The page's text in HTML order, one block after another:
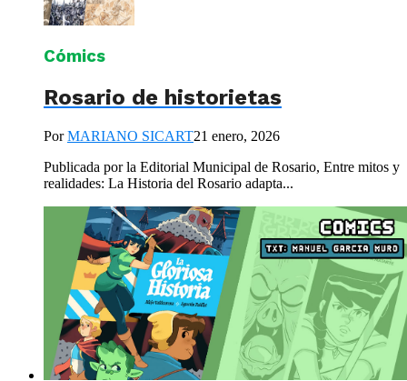
Cómics
Rosario de historietas
PorMARIANO SICART21 enero, 2026
Publicada por la Editorial Municipal de Rosario, Entre mitos y
realidades: La Historia del Rosario adapta...